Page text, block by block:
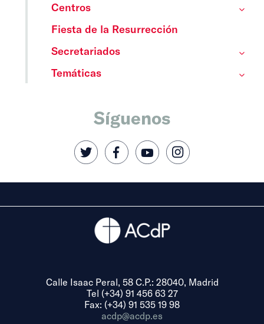
Centros
Fiesta de la Resurrección
Secretariados
Temáticas
Síguenos
Calle Isaac Peral, 58 C.P.: 28040, Madrid
Tel (+34) 91 456 63 27
Fax: (+34) 91 535 19 98
acdp@acdp.es